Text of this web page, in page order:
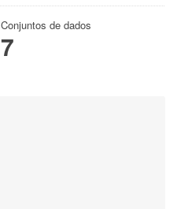
Conjuntos de dados
7